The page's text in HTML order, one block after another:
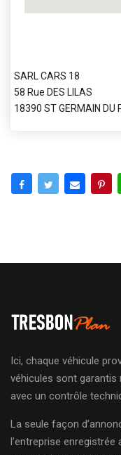
SARL CARS 18
58 Rue DES LILAS
18390 ST GERMAIN DU
Ici, chaque véhicule
véhicules sont
avec un contrôle
La seule façon
l’entreprise